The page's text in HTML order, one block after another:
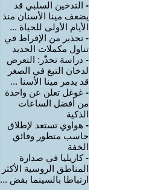
- التدخين السلبي قد
يضعف مينا الأسنان منذ
الأيام الأولى للحياة ...
- تحذير من الإفراط في
تناول مكملات الحديد
- دراسة تحذّر: التعرض
لدخان التبغ في الصغر
قد يدمر مينا الأسنا ...
- غوغل تعلن عن واحدة
من أفضل الساعات
الذكية
- هواوي تستعد لإطلاق
حاسب متطور وفائق
الخفة
-كاريليا في صدارة
المناطق الروسية الأكثر
ارتباطا بالسينما بفض ...